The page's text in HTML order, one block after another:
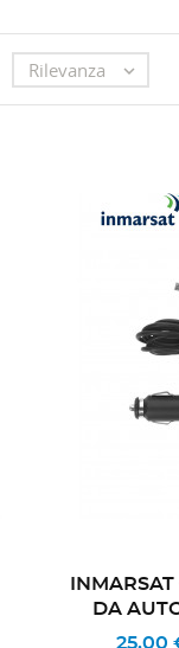
Rilevanza 
DA
25,00